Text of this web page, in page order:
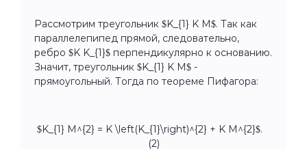
Рассмотрим треугольник $K_{1} K M$. Так как
параллелепипед прямой, следовательно,
ребро $K K_{1}$ перпендикулярно к основанию.
Значит, треугольник $K_{1} K M$ -
прямоугольный. Тогда по теореме Пифагора:
$K_{1} M^{2} = K \left(K_{1}\right)^{2} + K M^{2}$.
(2)